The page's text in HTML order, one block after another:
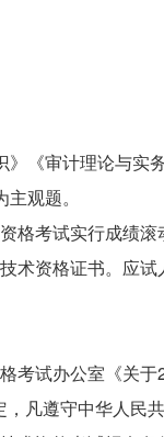
《审计理论与实
观题。
格考试实行成绩
术资格证书。应
考试办公室《关
凡遵守中华人民